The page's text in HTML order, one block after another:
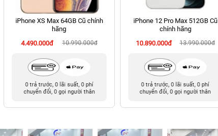
iPhone XS Max 64GB Cũ chính
hãng
4.490.000đ
10.990.000đ
0 trả trước, 0 lãi suất, 0 phí
chuyển đổi, 0 gọi người thân
iPhone 12 Pro Max 512GB Cũ
chính hãng
10.890.000đ
13.990.000đ
0 trả trước, 0 lãi suất, 0 phí
chuyển đổi, 0 gọi người thân